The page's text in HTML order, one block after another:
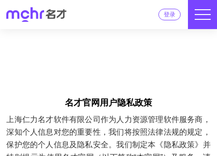
登录
名才官网用户隐私政策
上海仁力名才软件有限公司作为人力资源管理软件服务商，
深知个人信息对您的重要性，我们将按照法律法规的规定，
保护您的个人信息及隐私安全。我们制定本《隐私政策》并